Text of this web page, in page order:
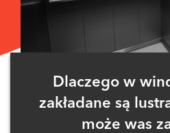
Dlaczego w
zakładane są
może was